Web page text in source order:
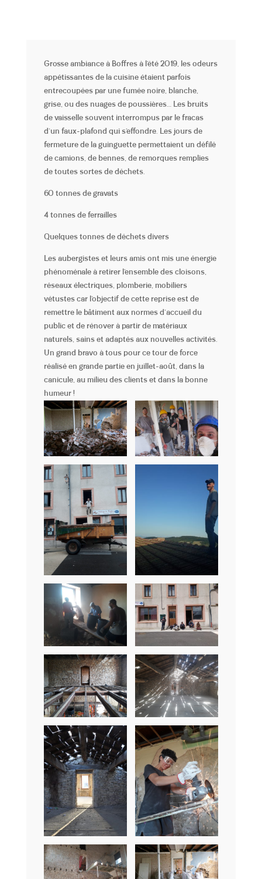
Grosse ambiance à Boffres à l’été 2019, les odeurs
appétissantes de la cuisine étaient parfois
entrecoupées par une fumée noire, blanche,
grise, ou des nuages de poussières… Les bruits
de vaisselle souvent interrompus par le fracas
d’un faux-plafond qui s’effondre. Les jours de
fermeture de la guinguette permettaient un défilé
de camions, de bennes, de remorques remplies
de toutes sortes de déchets.
60 tonnes de gravats
4 tonnes de ferrailles
Quelques tonnes de déchets divers
Les aubergistes et leurs amis ont mis une énergie
phénoménale à retirer l’ensemble des cloisons,
réseaux électriques, plomberie, mobiliers
vétustes car l’objectif de cette reprise est de
remettre le bâtiment aux normes d’accueil du
public et de rénover à partir de matériaux
naturels, sains et adaptés aux nouvelles activités.
Un grand bravo à tous pour ce tour de force
réalisé en grande partie en juillet-août, dans la
canicule, au milieu des clients et dans la bonne
humeur !